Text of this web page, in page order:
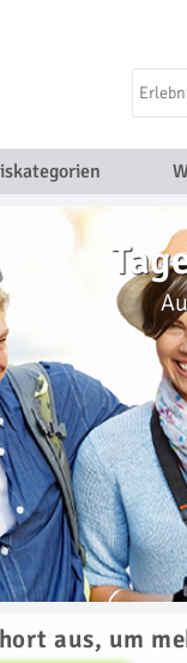
aus, um